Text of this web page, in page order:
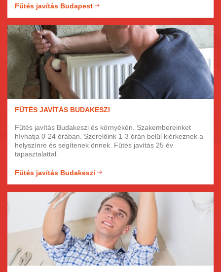
Fűtés javítás Budapest
FŰTÉS JAVÍTÁS BUDAKESZI
Fűtés javítás Budakeszi és környékén. Szakembereinket
hívhatja 0-24 órában. Szerelőink 1-3 órán belül kiérkeznek a
helyszínre és segítenek önnek. Fűtés javítás 25 év
tapasztalattal.
Fűtés javítás Budakeszi